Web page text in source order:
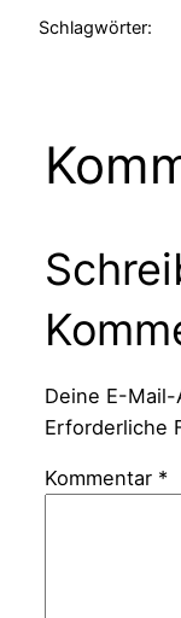
Schlagwörter:
Deine E-
Erforderliche
Kommentar *